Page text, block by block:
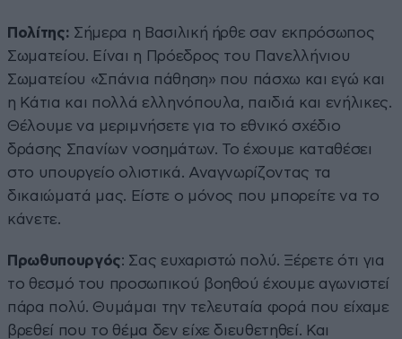
Πολίτης: Σήμερα η Βασιλική ήρθε σαν εκπρόσωπος
Σωματείου. Είναι η Πρόεδρος του Πανελλήνιου
Σωματείου «Σπάνια πάθηση» που πάσχω και εγώ και
η Κάτια και πολλά ελληνόπουλα, παιδιά και ενήλικες.
Θέλουμε να μεριμνήσετε για το εθνικό σχέδιο
δράσης Σπανίων νοσημάτων. Το έχουμε καταθέσει
στο υπουργείο ολιστικά. Αναγνωρίζοντας τα
δικαιώματά μας. Είστε ο μόνος που μπορείτε να το
κάνετε.
Πρωθυπουργός: Σας ευχαριστώ πολύ. Ξέρετε ότι για
το θεσμό του προσωπικού βοηθού έχουμε αγωνιστεί
πάρα πολύ. Θυμάμαι την τελευταία φορά που είχαμε
βρεθεί που το θέμα δεν είχε διευθετηθεί. Και